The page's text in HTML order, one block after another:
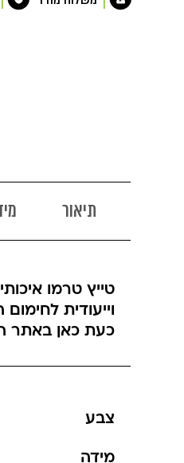
תיאור
וייעודית
כעת כאן באתר
צבע
מידה